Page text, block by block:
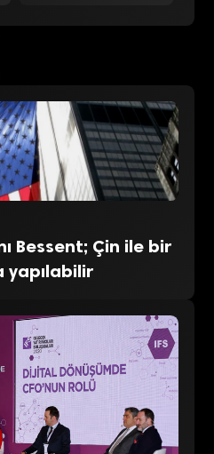
Bessent; Çin ile bir
yapılabilir